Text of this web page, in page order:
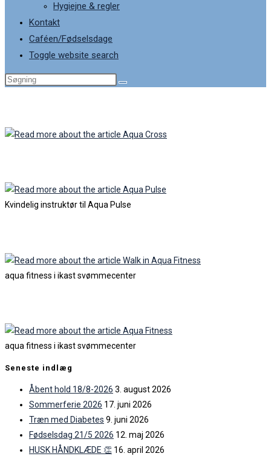
Hygiejne & regler
Kontakt
Caféen/Fødselsdage
Toggle website search
Kvindelig instruktør til Aqua Pulse
aqua fitness i ikast svømmecenter
aqua fitness i ikast svømmecenter
Seneste indlæg
Åbent hold 18/8-2026 3. august 2026
Sommerferie 2026 17. juni 2026
Træn med Diabetes 9. juni 2026
Fødselsdag 21/5 2026 12. maj 2026
HUSK HÅNDKLÆDE 👏 16. april 2026